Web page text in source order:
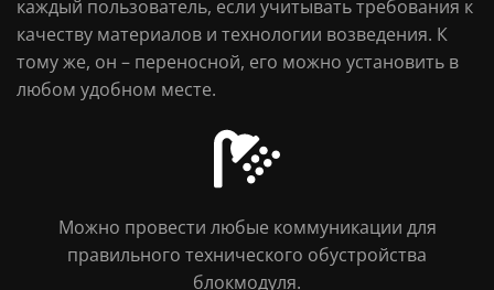
каждый пользователь, если учитывать требования к
качеству материалов и технологии возведения. К
тому же, он – переносной, его можно установить в
любом удобном месте.
Можно провести любые коммуникации для
правильного технического обустройства
блокмодуля.